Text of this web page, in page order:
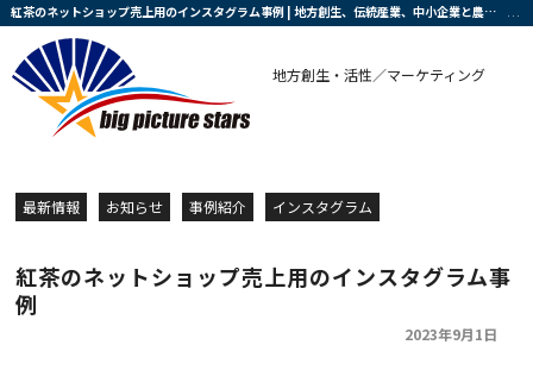
紅茶のネットショップ売上用のインスタグラム事例 | 地方創生、伝統産業、中小企業と農業の復興・活性化を支援する会社です
地方創生・活性／マーケティング
最新情報 お知らせ 事例紹介 インスタグラム
紅茶のネットショップ売上用のインスタグラム事
例
2023年9月1日